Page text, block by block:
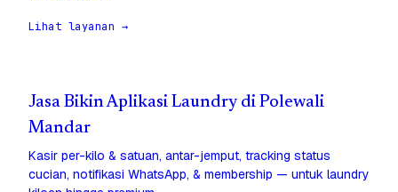
Lihat layanan →
Jasa Bikin Aplikasi Laundry di Polewali
Mandar
Kasir per-kilo & satuan, antar-jemput, tracking status
cucian, notifikasi WhatsApp, & membership — untuk laundry